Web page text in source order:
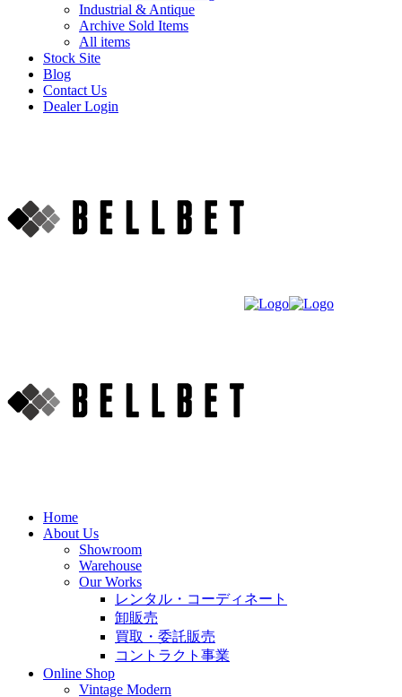
Industrial & Antique
Archive Sold Items
All items
Stock Site
Blog
Contact Us
Dealer Login
Home
About Us
Showroom
Warehouse
Our Works
レンタル・コーディネート
卸販売
買取・委託販売
コントラクト事業
Online Shop
Vintage Modern